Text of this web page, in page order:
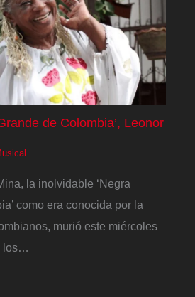
de Colombia’, Leonor
la inolvidable ‘Negra
como era conocida por la
murió este miércoles
los…